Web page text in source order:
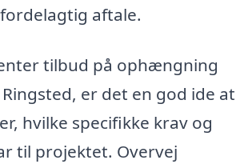
aftale.
tilbud på ophængning
er det en god ide at
hvilke specifikke krav og
til projektet. Overvej